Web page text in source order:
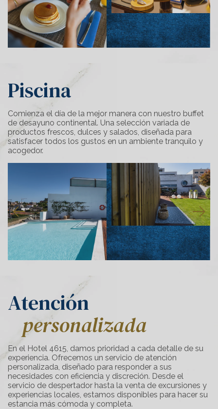
Piscina
Comienza el día de la mejor manera con nuestro buffet
de desayuno continental. Una selección variada de
productos frescos, dulces y salados, diseñada para
satisfacer todos los gustos en un ambiente tranquilo y
acogedor.
Atención
personalizada
En el Hotel 4615, damos prioridad a cada detalle de su
experiencia. Ofrecemos un servicio de atención
personalizada, diseñado para responder a sus
necesidades con eficiencia y discreción. Desde el
servicio de despertador hasta la venta de excursiones y
experiencias locales, estamos disponibles para hacer su
estancia más cómoda y completa.